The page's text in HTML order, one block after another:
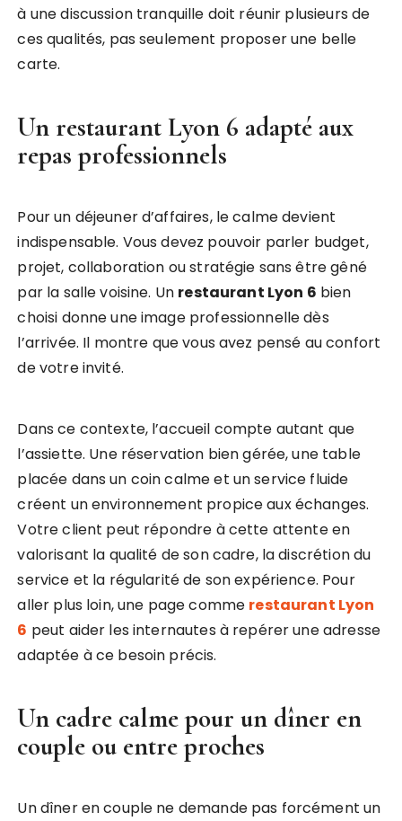
à une discussion tranquille doit réunir plusieurs de
ces qualités, pas seulement proposer une belle
carte.
Unrestaurant Lyon 6 adapté aux
repas professionnels
Pour un déjeuner d’affaires, le calme devient
indispensable. Vous devez pouvoir parler budget,
projet, collaboration ou stratégie sans être gêné
par la salle voisine. Un restaurant Lyon 6 bien
choisi donne une image professionnelle dès
l’arrivée. Il montre que vous avez pensé au confort
de votre invité.
Dans ce contexte, l’accueil compte autant que
l’assiette. Une réservation bien gérée, une table
placée dans un coin calme et un service fluide
créent un environnement propice aux échanges.
Votre client peut répondre à cette attente en
valorisant la qualité de son cadre, la discrétion du
service et la régularité de son expérience. Pour
aller plus loin, une page comme restaurant Lyon
6 peut aider les internautes à repérer une adresse
adaptée à ce besoin précis.
Un cadre calme pour un dîner en
couple ou entre proches
Un dîner en couple ne demande pas forcément un